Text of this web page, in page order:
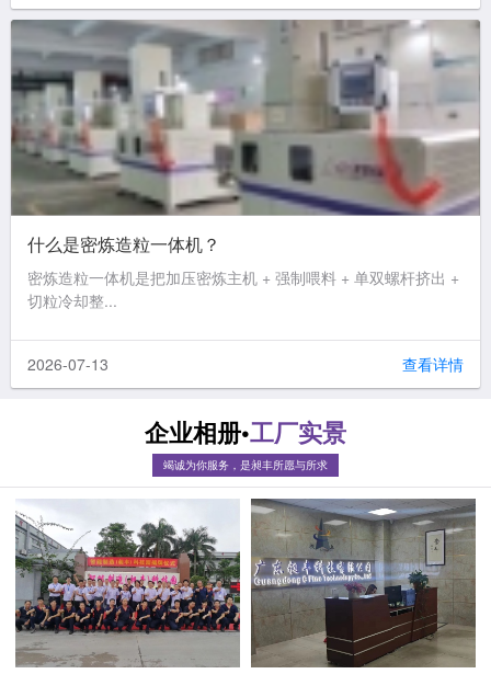
什么是密炼造粒一体机？
密炼造粒一体机是把加压密炼主机 + 强制喂料 + 单双螺杆挤出 +
切粒冷却整...
2026-07-13 查看详情
企业相册•工厂实景
竭诚为你服务，是昶丰所愿与所求